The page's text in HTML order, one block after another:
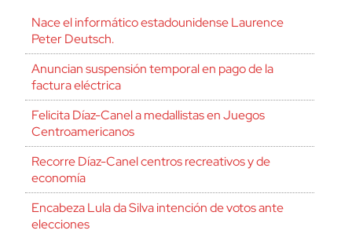
Nace el informático estadounidense Laurence
Peter Deutsch.
Anuncian suspensión temporal en pago de la
factura eléctrica
Felicita Díaz-Canel a medallistas en Juegos
Centroamericanos
Recorre Díaz-Canel centros recreativos y de
economía
Encabeza Lula da Silva intención de votos ante
elecciones